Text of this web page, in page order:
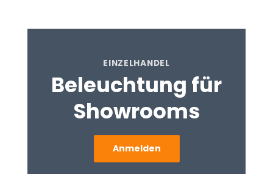
EINZELHANDEL
Beleuchtung für
Showrooms
Anmelden